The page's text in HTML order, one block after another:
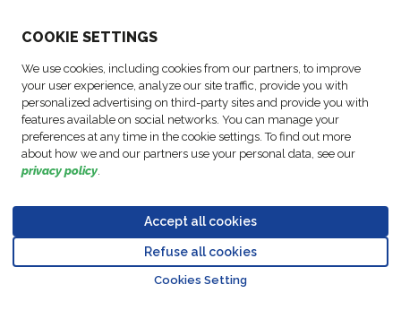
COOKIE SETTINGS
We use cookies, including cookies from our partners, to improve
your user experience, analyze our site traffic, provide you with
personalized advertising on third-party sites and provide you with
features available on social networks. You can manage your
preferences at any time in the cookie settings. To find out more
about how we and our partners use your personal data, see our
privacy policy.
Accept all cookies
Refuse all cookies
Cookies Setting
O NÁS
SLEDUJTE NÁS
súborov cookie oznámenia
údajov